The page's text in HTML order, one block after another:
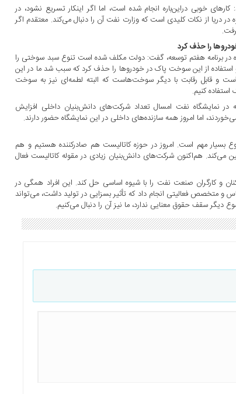
خوبی دراین‌باره انجام شده است، اما اگر اینکار تسریع نشود، در
دریا از نکات کلیدی است که وزارت نفت آن را دنبال می‌کند. معتقدم اگر
را حذف کرد
در برنامه هفتم توسعه، گفت: دولت مکلف شده است تنوع سبد سوختی را
از این سوخت پاک در خودروها را حذف کرد که سبب شد ما در این
و قابل رقابت با دیگر سوخت‌هاست که البته لطمه‌ای نیز به سوخت
کنیم.
نمایشگاه نفت امسال تعداد شرکت‌های دانش‌بنیان داخلی افزایش
اما امروز همه سازنده‌های داخلی در این نمایشگاه حضور دارند.
مهم است. امروز در حوزه کاتالیست هم صادرکننده هستیم و هم
می‌کند. هم‌اکنون شرکت‌های دانش‌بنیان زیادی در مقوله کاتالیست فعال
و کارگران صنعت نفت را با شیوه اساسی حل کند. این افراد همگی در
متخصص فعالیتی انجام داد که تأثیر بسزایی در تولید داشت، می‌تواند
سقف حقوق معنایی ندارد، ما نیز آن را دنبال می‌کنیم.